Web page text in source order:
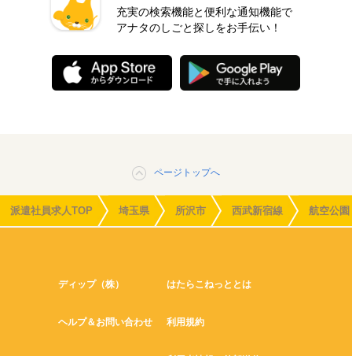
充実の検索機能と便利な通知機能で
アナタのしごと探しをお手伝い！
ページトップへ
派遣社員求人TOP 埼玉県 所沢市 西武新宿線 航空公園
ディップ（株） はたらこねっととは
ヘルプ＆お問い合わせ 利用規約